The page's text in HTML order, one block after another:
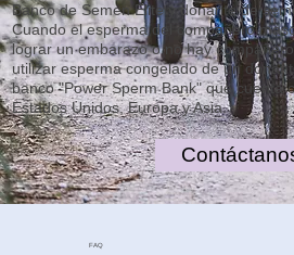
Banco de Semen Elite y donante de
Cuando el esperma del compañero
lograr un embarazo o no hay
utilizar esperma congelado de un
banco "Power Sperm Bank" que cuenta
Estados Unidos, Europa y Asia.
FAQ